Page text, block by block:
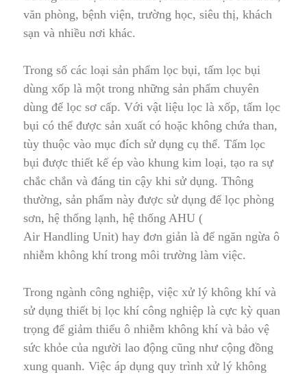
văn phòng, bệnh viện, trường học, siêu thị, khách
sạn và nhiều nơi khác.
Trong số các loại sản phẩm lọc bụi, tấm lọc bụi
dùng xốp là một trong những sản phẩm chuyên
dùng để lọc sơ cấp. Với vật liệu lọc là xốp, tấm lọc
bụi có thể được sản xuất có hoặc không chứa than,
tùy thuộc vào mục đích sử dụng cụ thể. Tấm lọc
bụi được thiết kế ép vào khung kim loại, tạo ra sự
chắc chắn và đáng tin cậy khi sử dụng. Thông
thường, sản phẩm này được sử dụng để lọc phòng
sơn, hệ thống lạnh, hệ thống AHU (
Air Handling Unit) hay đơn giản là để ngăn ngừa ô
nhiễm không khí trong môi trường làm việc.
Trong ngành công nghiệp, việc xử lý không khí và
sử dụng thiết bị lọc khí công nghiệp là cực kỳ quan
trọng để giảm thiểu ô nhiễm không khí và bảo vệ
sức khỏe của người lao động cũng như cộng đồng
xung quanh. Việc áp dụng quy trình xử lý không